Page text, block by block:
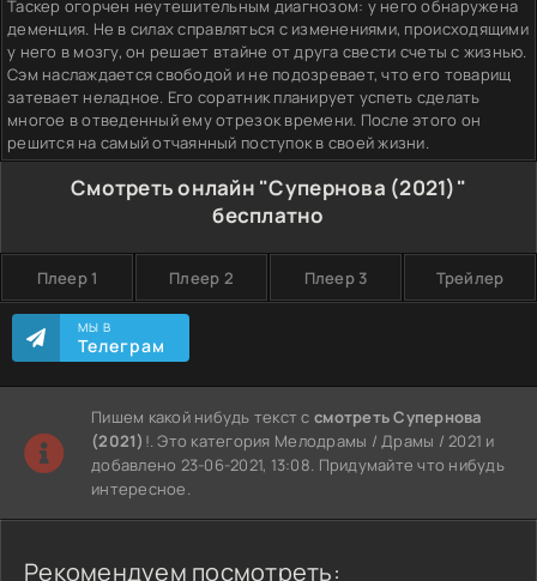
Таскер огорчен неутешительным диагнозом: у него обнаружена
деменция. Не в силах справляться с изменениями, происходящими
у него в мозгу, он решает втайне от друга свести счеты с жизнью.
Сэм наслаждается свободой и не подозревает, что его товарищ
затевает неладное. Его соратник планирует успеть сделать
многое в отведенный ему отрезок времени. После этого он
решится на самый отчаянный поступок в своей жизни.
Смотреть онлайн "Супернова (2021)"
бесплатно
Плеер 1 Плеер 2 Плеер 3 Трейлер
МЫ В
Телеграм
Пишем какой нибудь текст ссмотреть Супернова
(2021) !. Это категория Мелодрамы / Драмы / 2021 и
добавлено 23-06-2021, 13:08. Придумайте что нибудь
интересное.
Рекомендуем посмотреть: